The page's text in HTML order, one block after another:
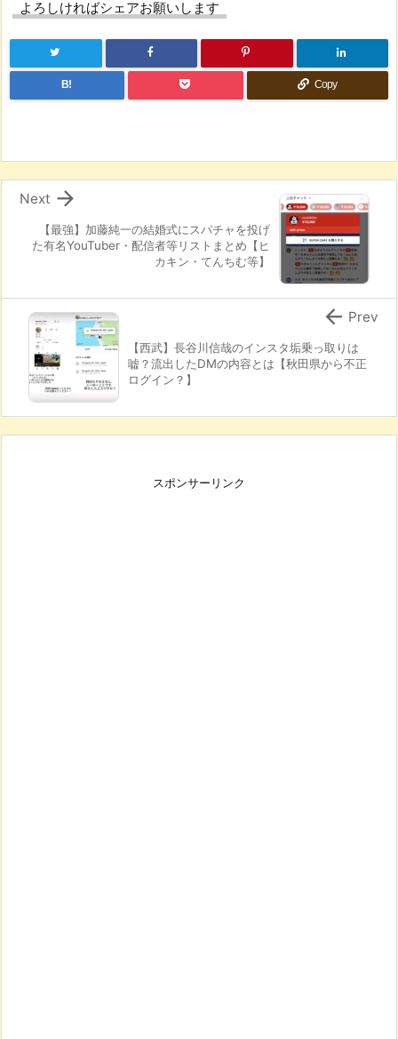
よろしければシェアお願いします
B! Copy
【最強】加藤純一の結婚式にスパチャを投げ
た有名YouTuber・配信者等リストまとめ【ヒ
カキン・てんちむ等】

Next
【西武】長谷川信哉のインスタ垢乗っ取りは
嘘？流出したDMの内容とは【秋田県から不正
ログイン？】
 Prev
スポンサーリンク